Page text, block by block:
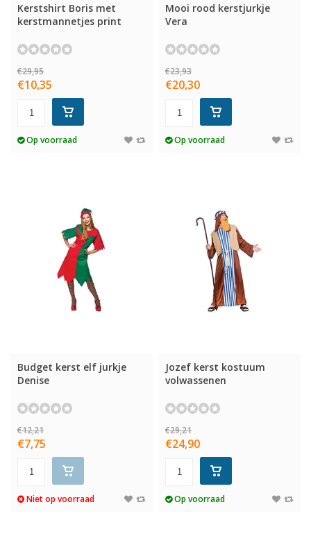
Kerstshirt Boris met
kerstmannetjes print
€29,95
€10,35
Op voorraad
Mooi rood kerstjurkje
Vera
€23,93
€20,30
Op voorraad
Budget kerst elf jurkje
Denise
€12,21
€7,75
Niet op voorraad
Jozef kerst kostuum
volwassenen
€29,21
€24,90
Op voorraad